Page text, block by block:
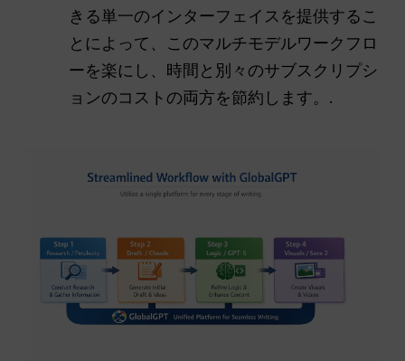
きる単一のインターフェイスを提供するこ
とによって、このマルチモデルワークフロ
ーを楽にし、時間と別々のサブスクリプシ
ョンのコストの両方を節約します。.